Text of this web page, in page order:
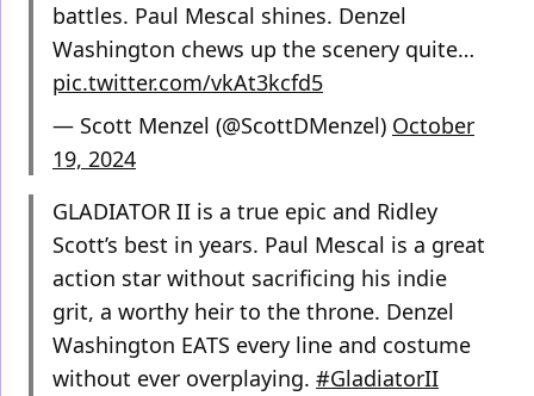
battles. Paul Mescal shines. Denzel
Washington chews up the scenery quite…
pic.twitter.com/vkAt3kcfd5
— Scott Menzel (@ScottDMenzel) October
19, 2024
GLADIATOR II is a true epic and Ridley
Scott’s best in years. Paul Mescal is a great
action star without sacrificing his indie
grit, a worthy heir to the throne. Denzel
Washington EATS every line and costume
without ever overplaying. #GladiatorII